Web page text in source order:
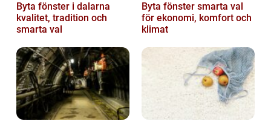
Byta fönster i dalarna
kvalitet, tradition och
smarta val
Byta fönster smarta val
för ekonomi, komfort och
klimat